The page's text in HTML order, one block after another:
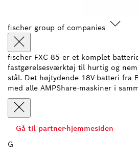
fischer group of companies
fischer FXC 85 er et komplet
fastgørelsesværktøj til hurtig og
stål. Det højtydende 18V-batteri fra
med alle AMPShare-maskiner i
Gå til partner-hjemmesiden
G